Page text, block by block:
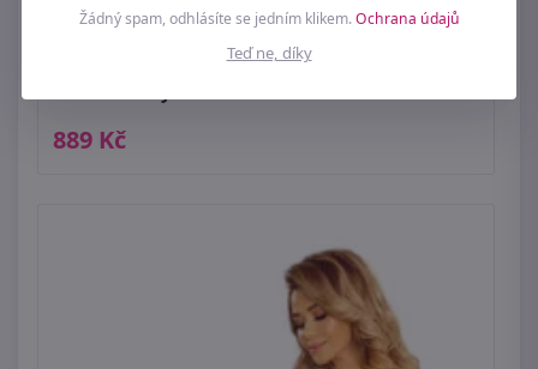
889 Kč
Žádný spam, odhlásíte se jedním klikem.Ochrana údajů
Teď ne, díky